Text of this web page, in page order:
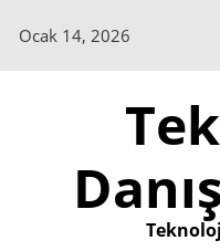
content
Ocak 14, 2026